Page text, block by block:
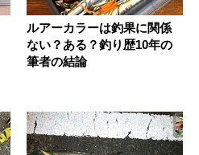
ルアーカラーは釣果に関係
ない？ある？釣り歴10年の
筆者の結論